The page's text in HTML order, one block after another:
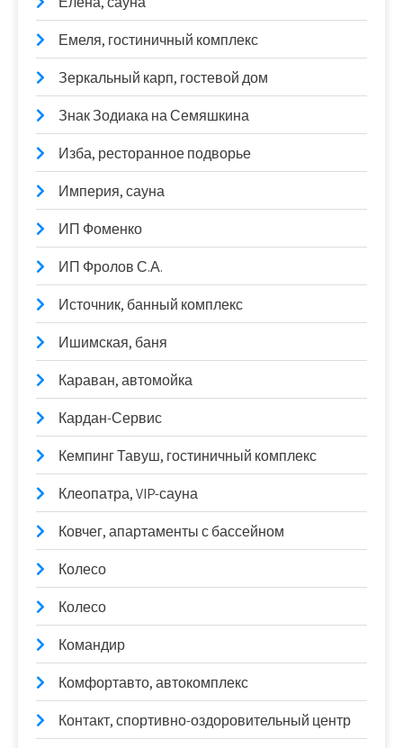
Емеля, гостиничный комплекс
Зеркальный карп, гостевой дом
Знак Зодиака на Семяшкина
Изба, ресторанное подворье
Империя, сауна
ИП Фоменко
ИП Фролов С.А.
Источник, банный комплекс
Ишимская, баня
Караван, автомойка
Кардан-Сервис
Кемпинг Тавуш, гостиничный комплекс
Клеопатра, VIP-сауна
Ковчег, апартаменты с бассейном
Колесо
Колесо
Командир
Комфортавто, автокомплекс
Контакт, спортивно-оздоровительный центр